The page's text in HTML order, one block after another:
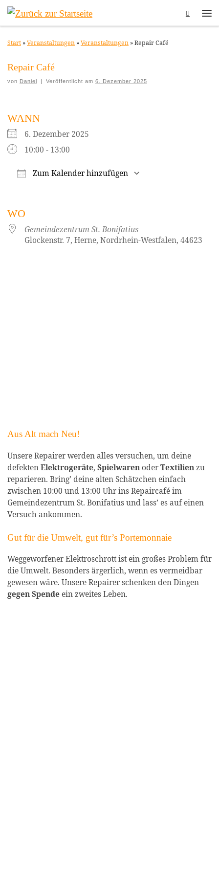
Zum Inhalt springen
Search
Start »Veranstaltungen »Veranstaltungen »Repair Café
Repair Café
von Daniel Veröffentlicht am 6. Dezember 2025
WANN
6. Dezember 2025
10:00 - 13:00
Zum Kalender hinzufügen
WO
Gemeindezentrum St. Bonifatius
Glockenstr. 7, Herne, Nordrhein-Westfalen, 44623
Aus Alt mach Neu!
Unsere Repairer werden alles versuchen, um deine
defektenElektrogeräte, SpielwarenoderTextilienzu
reparieren. Bring’ deine alten Schätzchen einfach
zwischen 10:00 und 13:00 Uhr ins Repaircafé im
Gemeindezentrum St. Bonifatius und lass’ es auf einen
Versuch ankommen.
Gut für die Umwelt, gut für’s Portemonnaie
Weggeworfener Elektroschrott ist ein großes Problem für
die Umwelt. Besonders ärgerlich, wenn es vermeidbar
gewesen wäre. Unsere Repairer schenken den Dingen
gegen Spende ein zweites Leben.